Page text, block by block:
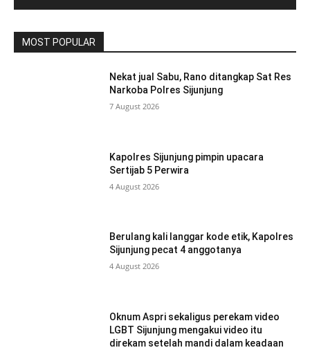
MOST POPULAR
Nekat jual Sabu, Rano ditangkap Sat Res
Narkoba Polres Sijunjung
7 August 2026
Kapolres Sijunjung pimpin upacara
Sertijab 5 Perwira
4 August 2026
Berulang kali langgar kode etik, Kapolres
Sijunjung pecat 4 anggotanya
4 August 2026
Oknum Aspri sekaligus perekam video
LGBT Sijunjung mengakui video itu
direkam setelah mandi dalam keadaan